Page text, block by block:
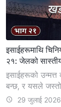
इसाईहरूमाथि
२१: जेलको
इसाईहरूको
बन्छ, र यसले
र नीच कार्यहरू
29 जुलाई 2026